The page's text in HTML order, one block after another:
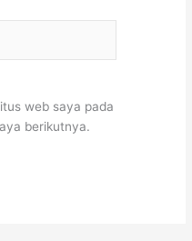
web saya pada
berikutnya.